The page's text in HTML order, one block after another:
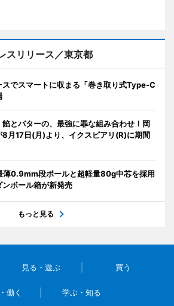
スリリース／東京都
スでスマートに収まる「巻き取り式Type-C
餡とバターの、最強に罪な組み合わせ！岡
8月17日(月)より、イクスピアリ(R)に期間
薄0.9mm段ボールと超軽量80g中芯を採用
ボール箱が新発売
もっと見る
見る・遊ぶ 買う
働く 学ぶ・知る